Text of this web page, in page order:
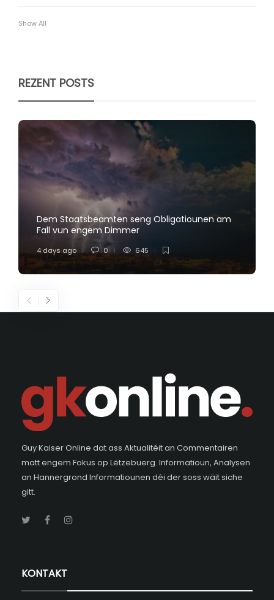
Show All
REZENT POSTS
Dem Staatsbeamten seng Obligatiounen am
Fall vun engem Dimmer
4 days ago 0 645
Guy Kaiser Online dat ass Aktualitéit an Commentairen
matt engem Fokus op Lëtzebuerg. Informatioun, Analysen
an Hannergrond Informatiounen déi der soss wäit siche
gitt.
KONTAKT